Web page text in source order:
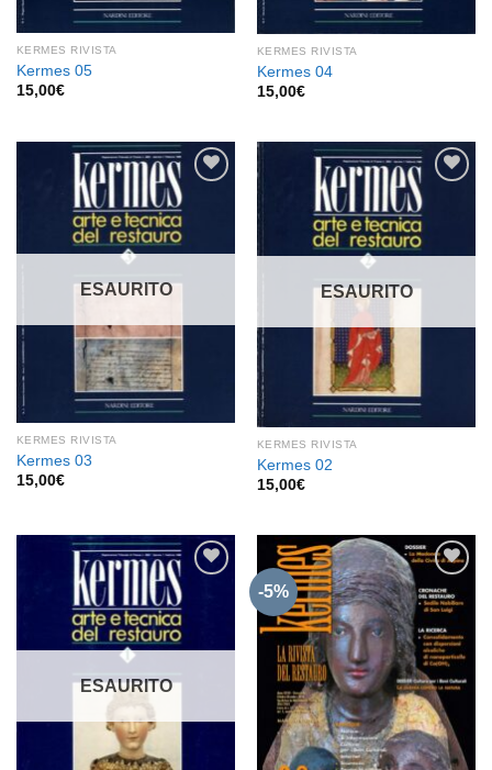
KERMES RIVISTA
Kermes 05
15,00€
KERMES RIVISTA
Kermes 04
15,00€
Aggiungi
desideri
ESAURITO
KERMES RIVISTA
Kermes 03
15,00€
Aggiungi
alla lista
ESAURITO
KERMES RIVISTA
Kermes 02
15,00€
Aggiungi
alla lista
ESAURITO
-5%
Aggiungi
alla lista
dei
desideri